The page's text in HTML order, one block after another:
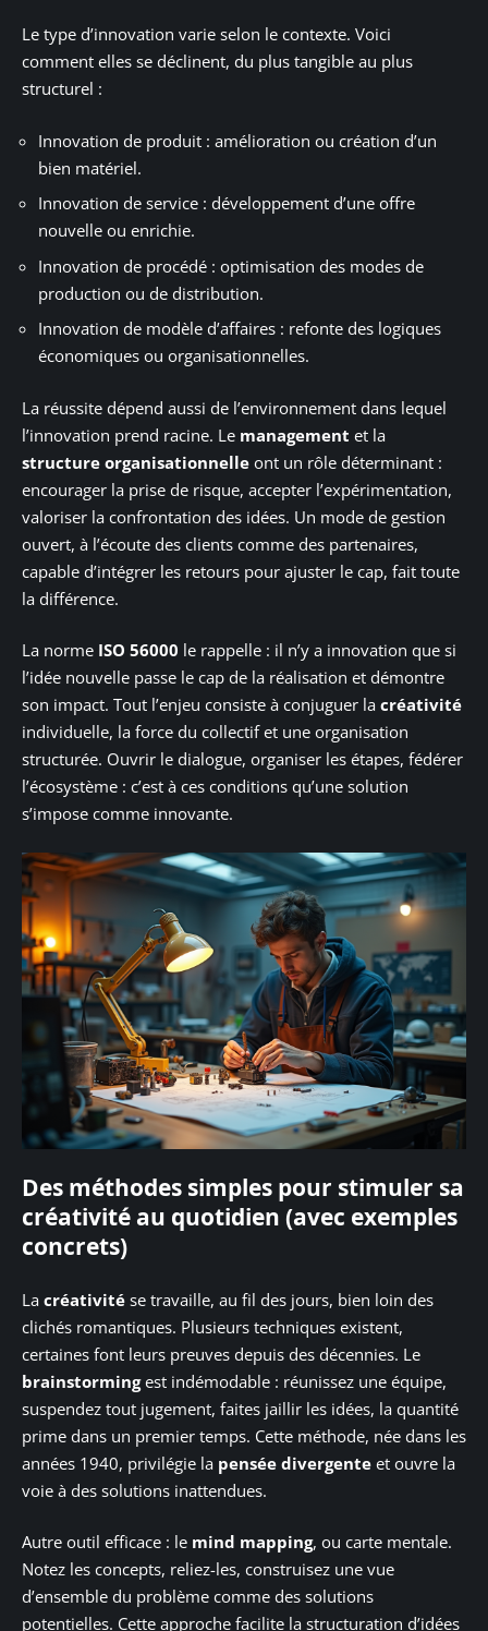
Le type d’innovation varie selon le contexte. Voici
comment elles se déclinent, du plus tangible au plus
structurel :
Innovation de produit : amélioration ou création d’un
bien matériel.
Innovation de service : développement d’une offre
nouvelle ou enrichie.
Innovation de procédé : optimisation des modes de
production ou de distribution.
Innovation de modèle d’affaires : refonte des logiques
économiques ou organisationnelles.
La réussite dépend aussi de l’environnement dans lequel
l’innovation prend racine. Le management et la
structure organisationnelle ont un rôle déterminant :
encourager la prise de risque, accepter l’expérimentation,
valoriser la confrontation des idées. Un mode de gestion
ouvert, à l’écoute des clients comme des partenaires,
capable d’intégrer les retours pour ajuster le cap, fait toute
la différence.
La norme ISO 56000 le rappelle : il n’y a innovation que si
l’idée nouvelle passe le cap de la réalisation et démontre
son impact. Tout l’enjeu consiste à conjuguer la créativité
individuelle, la force du collectif et une organisation
structurée. Ouvrir le dialogue, organiser les étapes, fédérer
l’écosystème : c’est à ces conditions qu’une solution
s’impose comme innovante.
Des méthodes simples pour stimuler sa
créativité au quotidien (avec exemples
concrets)
La créativité se travaille, au fil des jours, bien loin des
clichés romantiques. Plusieurs techniques existent,
certaines font leurs preuves depuis des décennies. Le
brainstormingest indémodable : réunissez une équipe,
suspendez tout jugement, faites jaillir les idées, la quantité
prime dans un premier temps. Cette méthode, née dans les
années 1940, privilégie la pensée divergente et ouvre la
voie à des solutions inattendues.
Autre outil efficace : le mind mapping, ou carte mentale.
Notez les concepts, reliez-les, construisez une vue
d’ensemble du problème comme des solutions
potentielles. Cette approche facilite la structuration d’idées